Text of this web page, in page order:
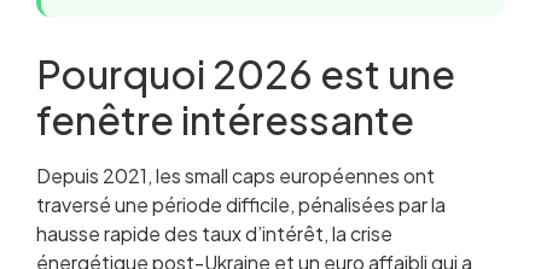
Pourquoi 2026 est une
fenêtre intéressante
Depuis 2021, les small caps européennes ont
traversé une période difficile, pénalisées par la
hausse rapide des taux d’intérêt, la crise
énergétique post-Ukraine et un euro affaibli qui a